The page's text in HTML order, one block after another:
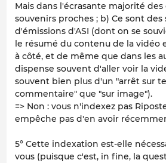
Mais dans l'écrasante majorité des
souvenirs proches ; b) Ce sont des
d'émissions d'ASI (dont on se
le résumé du contenu de la vidéo
à côté, et de même que dans les
dispense souvent d'aller voir la
souvent bien plus d'un "arrêt sur
commentaire" que "sur image").
=> Non : vous n'indexez pas
empêche pas d'en avoir
5° Cette indexation est-elle
vous (puisque c'est, in fine, la